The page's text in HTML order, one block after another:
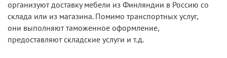
организуют доставку мебели из Финляндии в Россию со
склада или из магазина. Помимо транспортных услуг,
они выполняют таможенное оформление,
предоставляют складские услуги и т.д.